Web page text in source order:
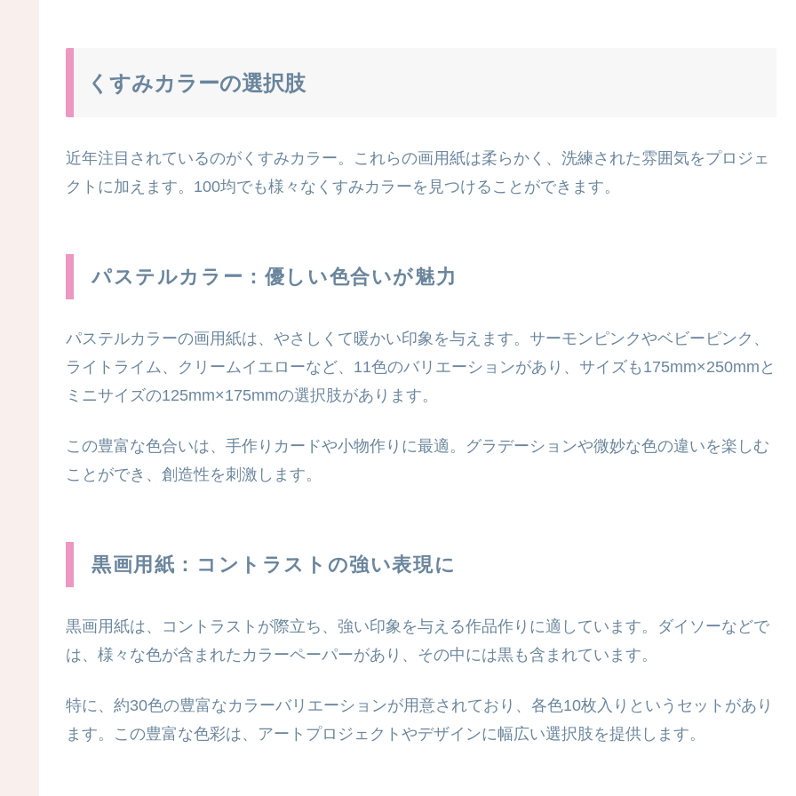
くすみカラーの選択肢
近年注目されているのがくすみカラー。これらの画用紙は柔らかく、洗練された雰囲気をプロジェ
クトに加えます。100均でも様々なくすみカラーを見つけることができます。
パステルカラー：優しい色合いが魅力
パステルカラーの画用紙は、やさしくて暖かい印象を与えます。サーモンピンクやベビーピンク、
ライトライム、クリームイエローなど、11色のバリエーションがあり、サイズも175mm×250mmと
ミニサイズの125mm×175mmの選択肢があります。
この豊富な色合いは、手作りカードや小物作りに最適。グラデーションや微妙な色の違いを楽しむ
ことができ、創造性を刺激します。
黒画用紙：コントラストの強い表現に
黒画用紙は、コントラストが際立ち、強い印象を与える作品作りに適しています。ダイソーなどで
は、様々な色が含まれたカラーペーパーがあり、その中には黒も含まれています。
特に、約30色の豊富なカラーバリエーションが用意されており、各色10枚入りというセットがあり
ます。この豊富な色彩は、アートプロジェクトやデザインに幅広い選択肢を提供します。